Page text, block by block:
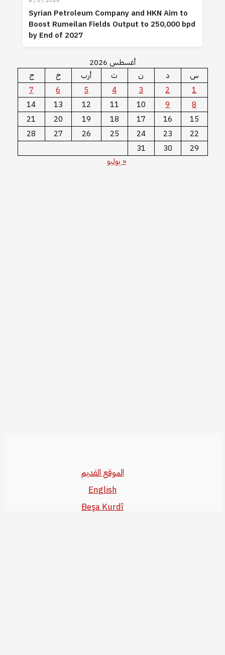
Syrian Petroleum Company and HKN Aim to
Boost Rumeilan Fields Output to 250,000 bpd
by End of 2027
أغسطس 2026
س
د ن ث أرب خ
ج
1
2
3
4
5
6
7
8
9
10
11
12
13
14
15
16
17
18
19
20
21
22
23
24
25
26
27
28
29
30
31
« يوليو
الموقع القديم
English
Beşa Kurdî